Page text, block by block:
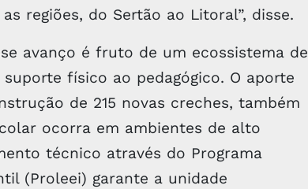
regiões, do Sertão ao Litoral”, disse.
avanço é fruto de um ecossistema de
físico ao pedagógico. O aporte
de 215 novas creches, também
ocorra em ambientes de alto
técnico através do Programa
(Proleei) garante a unidade